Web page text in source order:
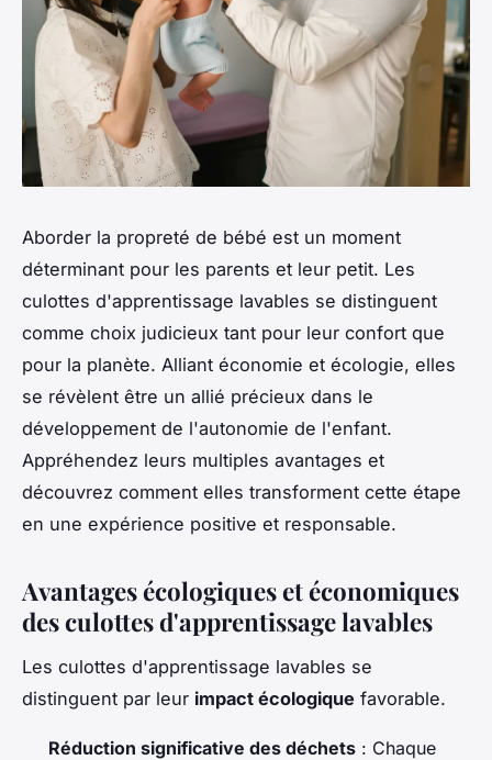
Aborder la propreté de bébé est un moment
déterminant pour les parents et leur petit. Les
culottes d'apprentissage lavables se distinguent
comme choix judicieux tant pour leur confort que
pour la planète. Alliant économie et écologie, elles
se révèlent être un allié précieux dans le
développement de l'autonomie de l'enfant.
Appréhendez leurs multiples avantages et
découvrez comment elles transforment cette étape
en une expérience positive et responsable.
Avantages écologiques et économiques
des culottes d'apprentissage lavables
Les culottes d'apprentissage lavables se
distinguent par leur impact écologique favorable.
Réduction significative des déchets : Chaque